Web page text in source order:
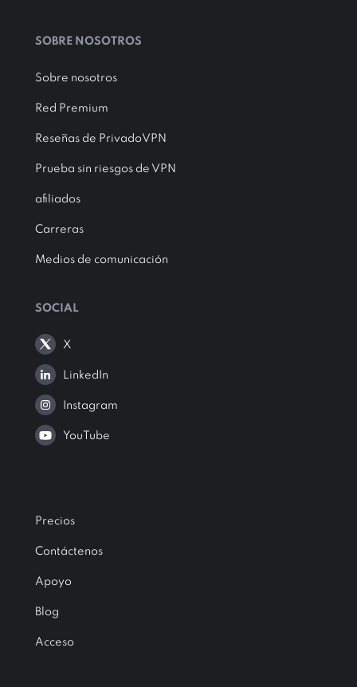
SOBRE NOSOTROS
Sobre nosotros
Red Premium
Reseñas de PrivadoVPN
Prueba sin riesgos de VPN
afiliados
Carreras
Medios de comunicación
SOCIAL
X
LinkedIn
Instagram
YouTube
Precios
Contáctenos
Apoyo
Blog
Acceso